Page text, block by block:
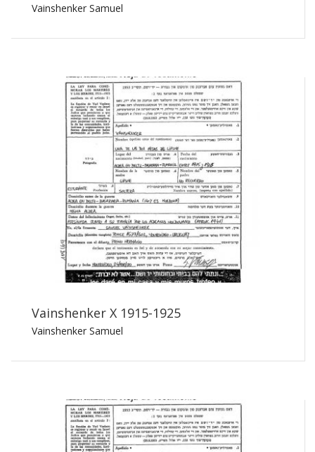
Vainshenker Samuel
Vainshenker X 1915-1925
Vainshenker Samuel